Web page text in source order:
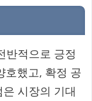
반적으로 긍정
호했고, 확정 공
시장의 기대